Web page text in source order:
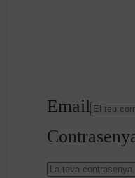
Email